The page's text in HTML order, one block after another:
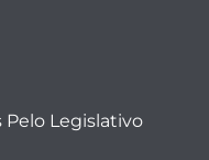
Legislativo